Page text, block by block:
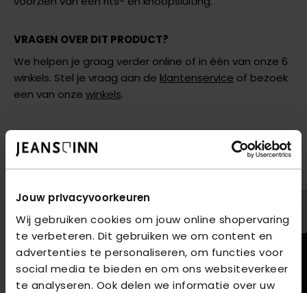
Jouw privacyvoorkeuren
Wij gebruiken cookies om jouw online shopervaring
te verbeteren. Dit gebruiken we om content en
advertenties te personaliseren, om functies voor
social media te bieden en om ons websiteverkeer
te analyseren. Ook delen we informatie over uw
VRAGEN OVER DIT PRODUCT?
We helpen je graag verder online of in één van onze 6
winkels. Stel je vraag aan de klantenservice of bezoek
een van onze winkels.
AANBEVOLEN VOOR JOU
2voor €80